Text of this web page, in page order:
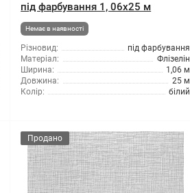
під фарбування 1, 06x25 м
Немає в наявності
Різновид:
під фарбування
Матеріал:
Флізелін
Ширина:
1,06 м
Довжина:
25 м
Колір:
білий
Продано